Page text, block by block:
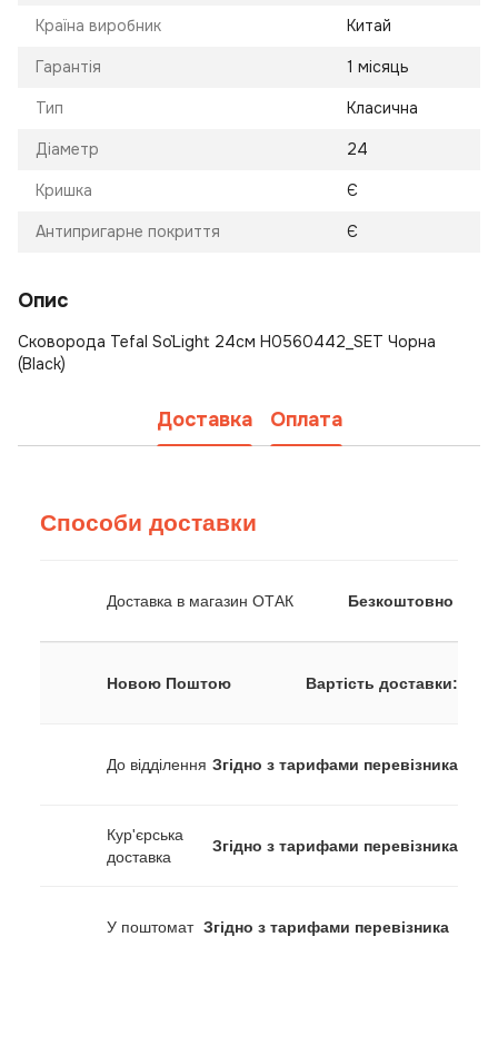
Країна виробник Китай
Гарантія 1 місяць
Тип Класична
Діаметр 24
Кришка Є
Антипригарне покриття Є
Опис
Сковорода Tefal So`Light 24см H0560442_SET Чорна
(Black)
Доставка Оплата
Способи доставки
Доставка в магазин ОТАК Безкоштовно
Новою Поштою Вартість доставки:
До відділення Згідно з тарифами перевізника
Кур'єрська
доставка
Згідно з тарифами перевізника
У поштомат Згідно з тарифами перевізника